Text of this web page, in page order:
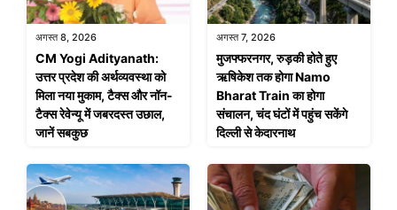
अगस्त 8, 2026
CM Yogi Adityanath:
उत्तर प्रदेश की अर्थव्यवस्था को
मिला नया मुकाम, टैक्स और नॉन-
टैक्स रेवेन्यू में जबरदस्त उछाल,
जानें सबकुछ
अगस्त 7, 2026
मुजफ्फरनगर, रुड़की होते हुए
ऋषिकेश तक होगा Namo
Bharat Train का होगा
संचालन, चंद घंटों में पहुंच सकेंगे
दिल्ली से केदारनाथ